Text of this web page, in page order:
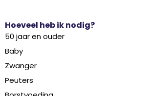
Hoeveel heb ik nodig?
50 jaar en ouder
Baby
Zwanger
Peuters